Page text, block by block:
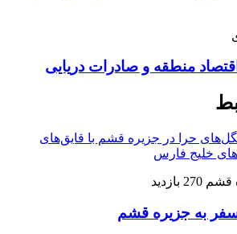
منطقه و صادرات دریایی
قشم 270 بازدید
به جزیره قشم